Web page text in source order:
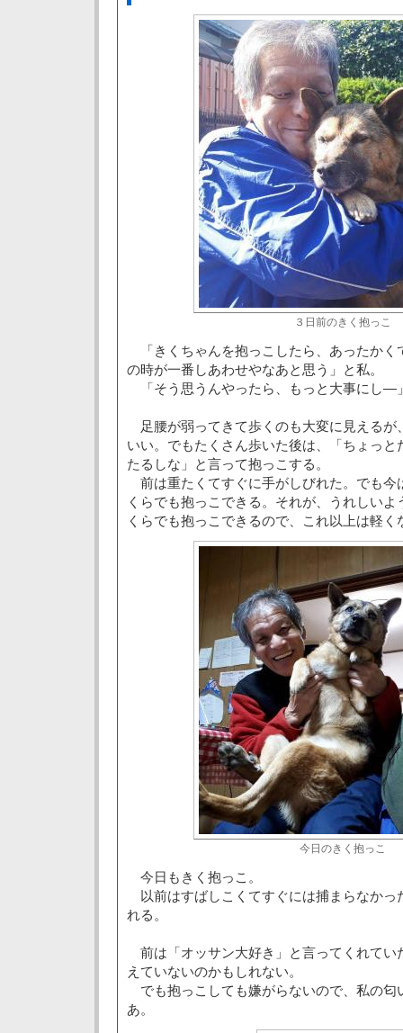
３日前のきく抱っこ
「きくちゃんを抱っこしたら、あったかく
の時が一番しあわせやなあと思う」と私。
「そう思うんやったら、もっと大事にし―
足腰が弱ってきて歩くのも大変に見えるが
いい。でもたくさん歩いた後は、「ちょっ
たるしな」と言って抱っこする。
前は重たくてすぐに手がしびれた。でも今
くらでも抱っこできる。それが、うれしい
くらでも抱っこできるので、これ以上は軽く
今日のきく抱っこ
今日もきく抱っこ。
以前はすばしこくてすぐには捕まらなかっ
れる。
前は「オッサン大好き」と言ってくれてい
えていないのかもしれない。
でも抱っこしても嫌がらないので、私の匂
あ。